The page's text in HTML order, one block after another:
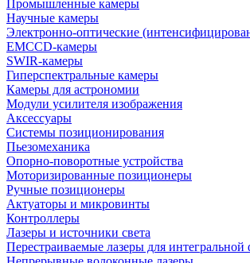
Промышленные камеры
Научные камеры
Электронно-оптические
EMCCD-камеры
SWIR-камеры
Гиперспектральные камеры
Камеры для астрономии
Модули усилителя изображения
Аксессуары
Системы позиционирования
Пьезомеханика
Опорно-поворотные устройства
Моторизированные позиционеры
Ручные позиционеры
Актуаторы и микровинты
Контроллеры
Лазеры и источники света
Перестраиваемые лазеры для интегральной